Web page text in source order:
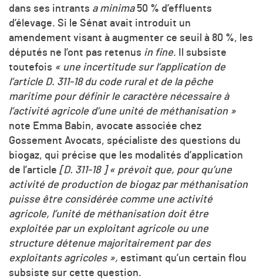
dans ses intrants a minima50 % d’effluents
d’élevage. Si le Sénat avait introduit un
amendement visant à augmenter ce seuil à 80 %, les
députés ne l’ont pas retenus in fine. Il subsiste
toutefois « une incertitude sur l’application de
l’article D. 311-18 du code rural et de la pêche
maritime pour définir le caractère nécessaire à
l’activité agricole d’une unité de méthanisation »
note Emma Babin, avocate associée chez
Gossement Avocats, spécialiste des questions du
biogaz, qui précise que les modalités d’application
de l’article [D. 311-18 ] « prévoit que, pour qu’une
activité de production de biogaz par méthanisation
puisse être considérée comme une activité
agricole, l’unité de méthanisation doit être
exploitée par un exploitant agricole ou une
structure détenue majoritairement par des
exploitants agricoles », estimant qu’un certain flou
subsiste sur cette question.